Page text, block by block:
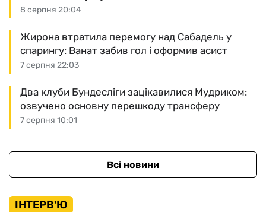
8 серпня 20:04
7 серпня 22:03
Жирона втратила перемогу над Сабадель у
спарингу: Ванат забив гол і оформив асист
7 серпня 10:01
Два клуби Бундесліги зацікавилися Мудриком:
озвучено основну перешкоду трансферу
Всі новини
ІНТЕРВ'Ю